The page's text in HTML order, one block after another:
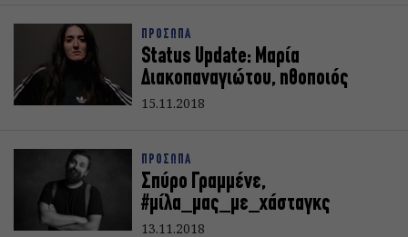
ΠΡΟΣΩΠΑ
Status Update: Μαρία
Διακοπαναγιώτου, ηθοποιός
15.11.2018
ΠΡΟΣΩΠΑ
Σπύρο Γραμμένε,
#μίλα_μας_με_χάσταγκς
13.11.2018